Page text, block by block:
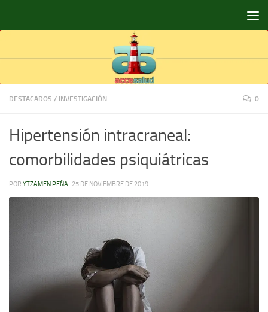
DESTACADOS / INVESTIGACIÓN 0
Hipertensión intracraneal:
comorbilidades psiquiátricas
POR YTZAMEN PEÑA · 25 DE NOVIEMBRE DE 2019